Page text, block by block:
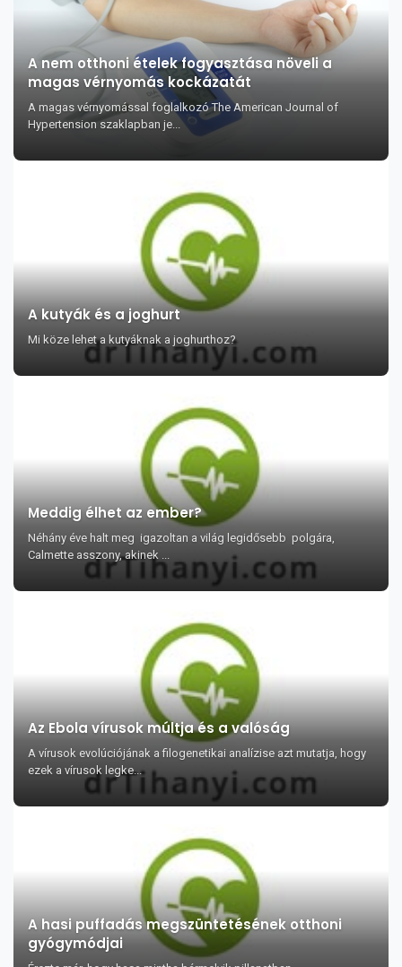
A nem otthoni ételek fogyasztása növeli a
magas vérnyomás kockázatát
A magas vérnyomással foglalkozó The American Journal of
Hypertension szaklapban je...
A kutyák és a joghurt
Mi köze lehet a kutyáknak a joghurthoz?
Meddig élhet az ember?
Néhány éve halt meg igazoltan a világ legidősebb polgára,
Calmette asszony, akinek ...
Az Ebola vírusok múltja és a valóság
A vírusok evolúciójának a filogenetikai analízise azt mutatja, hogy
ezek a vírusok legke...
A hasi puffadás megszüntetésének otthoni
gyógymódjai